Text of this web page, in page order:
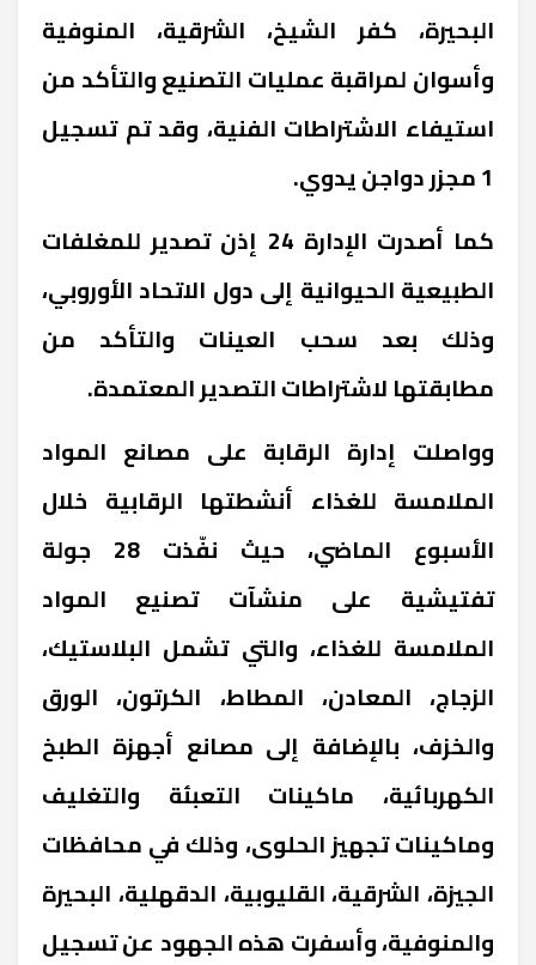
البحيرة، كفر الشيخ، الشرقية، المنوفية
وأسوان لمراقبة عمليات التصنيع والتأكد من
استيفاء الاشتراطات الفنية، وقد تم تسجيل
1 مجزر دواجن يدوي.
كما أصدرت الإدارة 24 إذن تصدير للمغلفات
الطبيعية الحيوانية إلى دول الاتحاد الأوروبي،
وذلك بعد سحب العينات والتأكد من
مطابقتها لاشتراطات التصدير المعتمدة.
وواصلت إدارة الرقابة على مصانع المواد
الملامسة للغذاء أنشطتها الرقابية خلال
الأسبوع الماضي، حيث نفّذت 28 جولة
تفتيشية على منشآت تصنيع المواد
الملامسة للغذاء، والتي تشمل البلاستيك،
الزجاج، المعادن، المطاط، الكرتون، الورق
والخزف، بالإضافة إلى مصانع أجهزة الطبخ
الكهربائية، ماكينات التعبئة والتغليف
وماكينات تجهيز الحلوى، وذلك في محافظات
الجيزة، الشرقية، القليوبية، الدقهلية، البحيرة
والمنوفية، وأسفرت هذه الجهود عن تسجيل